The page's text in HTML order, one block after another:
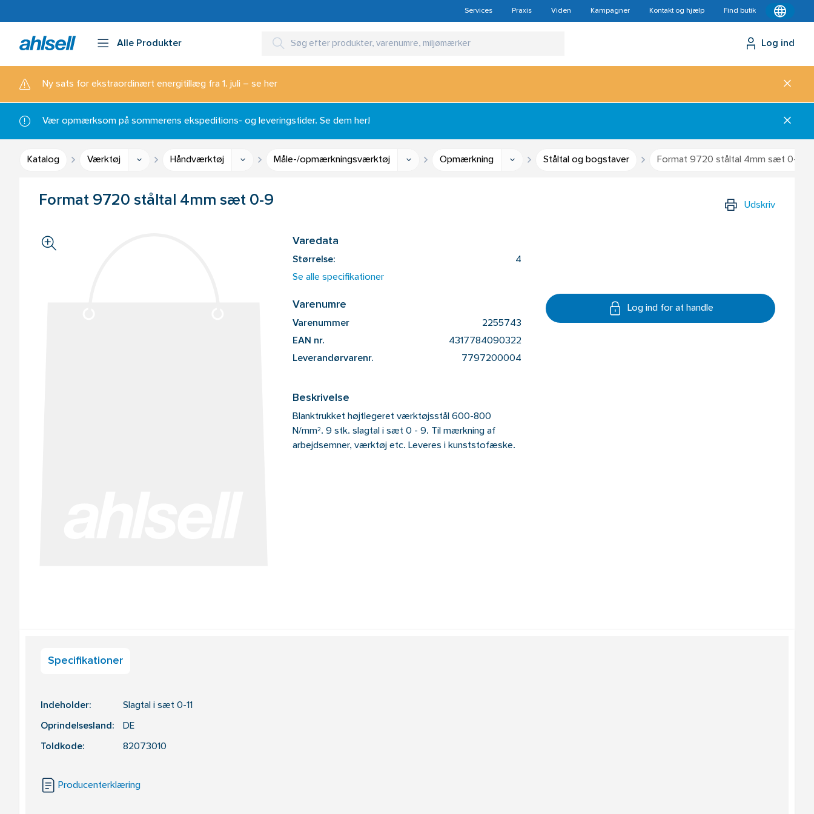
Services Praxis Viden Kampagner Kontakt og hjælp Find butik
Alle Produkter Log ind
Ny sats for ekstraordinært energitillæg fra 1. juli – se her
Vær opmærksom på sommerens ekspeditions- og leveringstider. Se dem her!
Katalog Værktøj Håndværktøj Måle-/opmærkningsværktøj Opmærkning Ståltal og bogstaver Format 9720 ståltal 4mm sæt 0-9
Format 9720 ståltal 4mm sæt 0-9 Udskriv
Varedata
Størrelse: 4
Se alle specifikationer
Varenumre
Varenummer 2255743
EAN nr. 4317784090322
Leverandørvarenr. 7797200004
Beskrivelse
Blanktrukket højtlegeret værktøjsstål 600-800
N/mm². 9 stk. slagtal i sæt 0 - 9. Til mærkning af
arbejdsemner, værktøj etc. Leveres i kunststofæske.
Log ind for at handle
Specifikationer
Indeholder: Slagtal i sæt 0-11
Oprindelsesland: DE
Toldkode: 82073010
Producenterklæring